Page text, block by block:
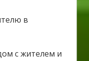
с жителем и